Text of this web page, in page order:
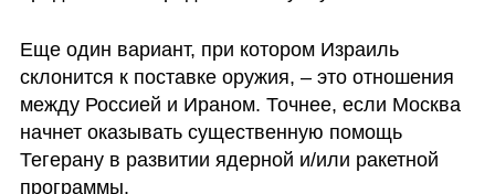
Еще один вариант, при котором Израиль
склонится к поставке оружия, – это отношения
между Россией и Ираном. Точнее, если Москва
начнет оказывать существенную помощь
Тегерану в развитии ядерной и/или ракетной
программы.